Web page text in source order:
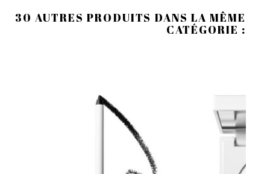
30 AUTRES PRODUITS DANS LA MÊME
CATÉGORIE :